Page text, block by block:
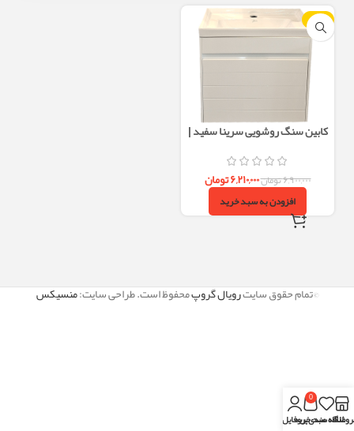
-10%
کابین سنگ روشویی سرینا سفید |
۶,۹۰۰,۰۰۰تومان۶,۲۱۰,۰۰۰تومان
افزودن به سبد خرید
©تمام حقوق سایترویال گروپمحفوظ است. طراحی سایت:منسیکس
علاقه مندی
0
سبد خریدپروفایل